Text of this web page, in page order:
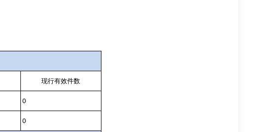
现行有效件数
0
0